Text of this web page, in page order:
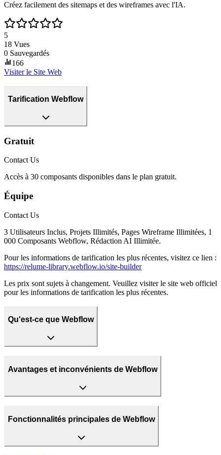
Créez facilement des sitemaps et des wireframes avec l'IA.
5
18 Vues
0 Sauvegardés
166
Visiter le Site Web
Tarification Webflow
Gratuit
Contact Us
Accès à 30 composants disponibles dans le plan gratuit.
Équipe
Contact Us
3 Utilisateurs Inclus, Projets Illimités, Pages Wireframe Illimitées, 1
000 Composants Webflow, Rédaction AI Illimitée.
Pour les informations de tarification les plus récentes, visitez ce lien :
https://relume-library.webflow.io/site-builder
Les prix sont sujets à changement. Veuillez visiter le site web officiel
pour les informations de tarification les plus récentes.
Qu'est-ce que Webflow
Avantages et inconvénients de Webflow
Fonctionnalités principales de Webflow